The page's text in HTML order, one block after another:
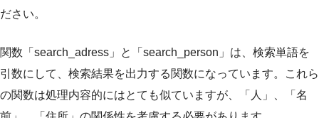
ださい。
関数「search_adress」と「search_person」は、検索単語を
引数にして、検索結果を出力する関数になっています。これら
の関数は処理内容的にはとても似ていますが、「人」、「名